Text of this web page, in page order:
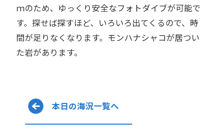
ｍのため、ゆっくり安全なフォトダイブが可能で
す。探せば探すほど、いろいろ出てくるので、時
間が足りなくなります。モンハナシャコが居つい
た岩があります。
本日の海況一覧へ